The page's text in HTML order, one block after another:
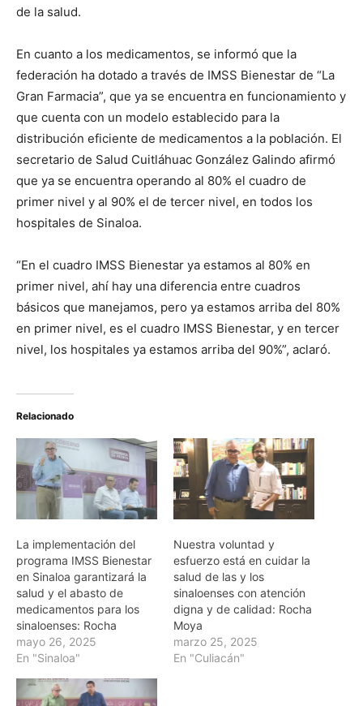
de la salud.
En cuanto a los medicamentos, se informó que la
federación ha dotado a través de IMSS Bienestar de “La
Gran Farmacia”, que ya se encuentra en funcionamiento y
que cuenta con un modelo establecido para la
distribución eficiente de medicamentos a la población. El
secretario de Salud Cuitláhuac González Galindo afirmó
que ya se encuentra operando al 80% el cuadro de
primer nivel y al 90% el de tercer nivel, en todos los
hospitales de Sinaloa.
“En el cuadro IMSS Bienestar ya estamos al 80% en
primer nivel, ahí hay una diferencia entre cuadros
básicos que manejamos, pero ya estamos arriba del 80%
en primer nivel, es el cuadro IMSS Bienestar, y en tercer
nivel, los hospitales ya estamos arriba del 90%”, aclaró.
Relacionado
La implementación del
programa IMSS Bienestar
en Sinaloa garantizará la
salud y el abasto de
medicamentos para los
sinaloenses: Rocha
mayo 26, 2025
En "Sinaloa"
Nuestra voluntad y
esfuerzo está en cuidar la
salud de las y los
sinaloenses con atención
digna y de calidad: Rocha
Moya
marzo 25, 2025
En "Culiacán"